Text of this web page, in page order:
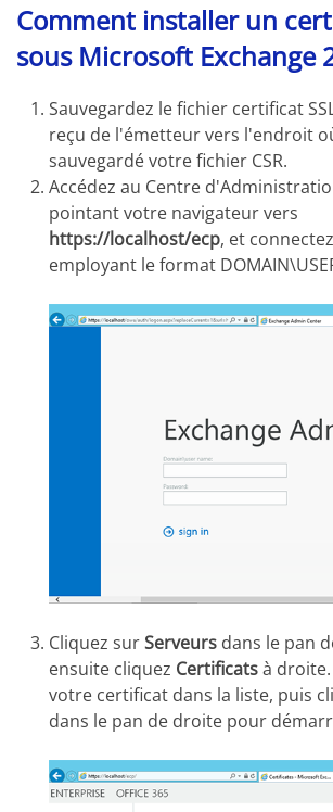
Comment installer un
sous Microsoft Exchange
Sauvegardez le fichier certificat
reçu de l'émetteur vers l'endroit
sauvegardé votre fichier CSR.
Accédez au Centre
pointant votre navigateur vers
https://localhost/ecp, et
employant le format
Cliquez surServeurs dans le pan
ensuite cliquez Certificatsà
votre certificat dans la liste, puis
dans le pan de droite pour